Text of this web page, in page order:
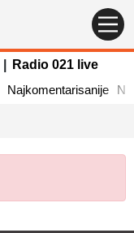
Radio 021 live
Najkomentarisanije